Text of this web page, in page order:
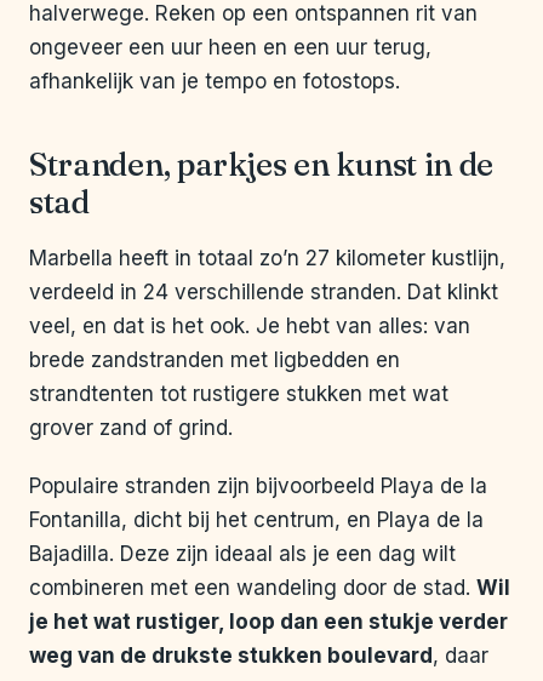
halverwege. Reken op een ontspannen rit van
ongeveer een uur heen en een uur terug,
afhankelijk van je tempo en fotostops.
Stranden, parkjes en kunst in de
stad
Marbella heeft in totaal zo’n 27 kilometer kustlijn,
verdeeld in 24 verschillende stranden. Dat klinkt
veel, en dat is het ook. Je hebt van alles: van
brede zandstranden met ligbedden en
strandtenten tot rustigere stukken met wat
grover zand of grind.
Populaire stranden zijn bijvoorbeeld Playa de la
Fontanilla, dicht bij het centrum, en Playa de la
Bajadilla. Deze zijn ideaal als je een dag wilt
combineren met een wandeling door de stad. Wil
je het wat rustiger, loop dan een stukje verder
weg van de drukste stukken boulevard , daar